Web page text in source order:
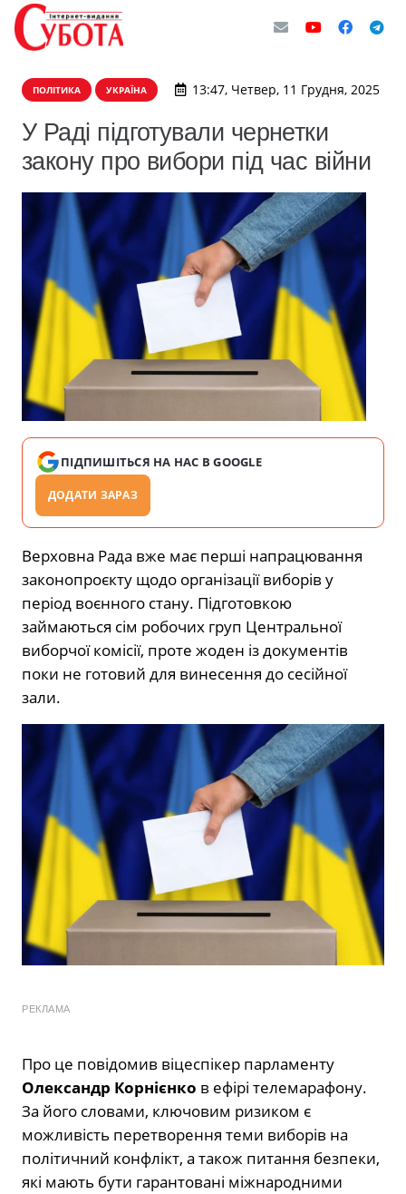
ПОЛІТИКА УКРАЇНА 13:47, Четвер, 11 Грудня, 2025
У Раді підготували чернетки
закону про вибори під час війни
ПІДПИШІТЬСЯ НА НАС В GOOGLE
ДОДАТИ ЗАРАЗ
Верховна Рада вже має перші напрацювання
законопроєкту щодо організації виборів у
період воєнного стану. Підготовкою
займаються сім робочих груп Центральної
виборчої комісії, проте жоден із документів
поки не готовий для винесення до сесійної
зали.
РЕКЛАМА
Про це повідомив віцеспікер парламенту
Олександр Корнієнко в ефірі телемарафону.
За його словами, ключовим ризиком є
можливість перетворення теми виборів на
політичний конфлікт, а також питання безпеки,
які мають бути гарантовані міжнародними